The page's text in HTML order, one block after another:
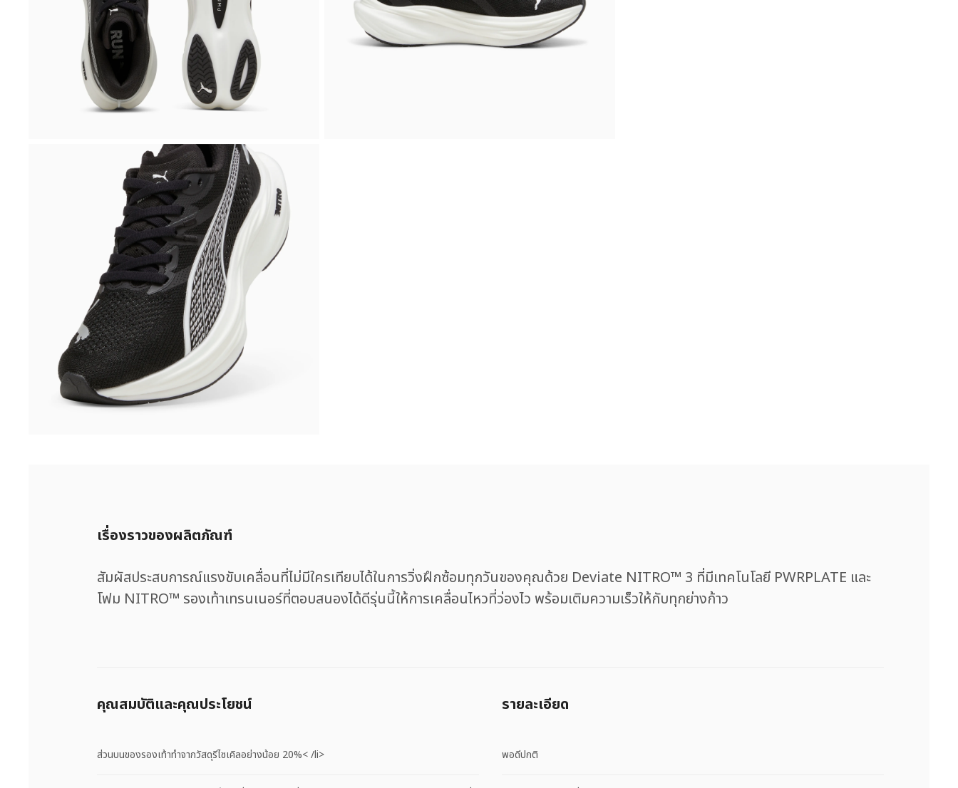
เรื่องราวของผลิตภัณฑ์
สัมผัสประสบการณ์แรงขับเคลื่อนที่ไม่มีใครเทียบได้ในการวิ่งฝึกซ้อมทุกวันของคุณด้วย Deviate NITRO™ 3 ที่มีเทคโนโลยี PWRPLATE และ
โฟม NITRO™ รองเท้าเทรนเนอร์ที่ตอบสนองได้ดีรุ่นนี้ให้การเคลื่อนไหวที่ว่องไว พร้อมเติมความเร็วให้กับทุกย่างก้าว
คุณสมบัติและคุณประโยชน์
ส่วนบนของรองเท้าทำจากวัสดุรีไซเคิลอย่างน้อย 20%< /li>
รายละเอียด
พอดีปกติ